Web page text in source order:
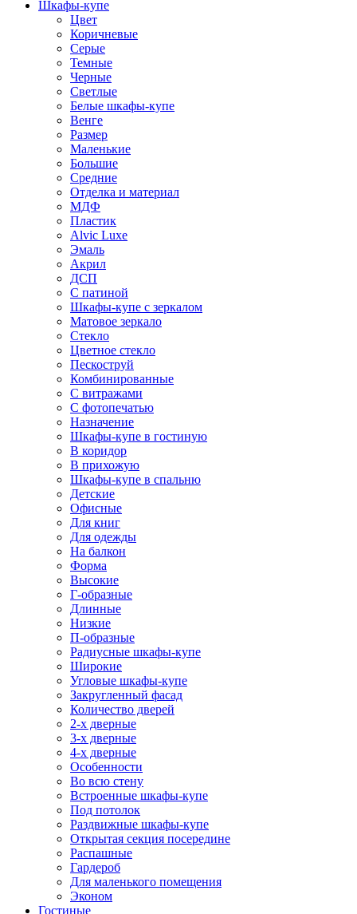
Шкафы-купе
Цвет
Коричневые
Серые
Темные
Черные
Светлые
Белые шкафы-купе
Венге
Размер
Маленькие
Большие
Средние
Отделка и материал
МДФ
Пластик
Alvic Luxe
Эмаль
Акрил
ДСП
С патиной
Шкафы-купе с зеркалом
Матовое зеркало
Стекло
Цветное стекло
Пескоструй
Комбинированные
С витражами
С фотопечатью
Назначение
Шкафы-купе в гостиную
В коридор
В прихожую
Шкафы-купе в спальню
Детские
Офисные
Для книг
Для одежды
На балкон
Форма
Высокие
Г-образные
Длинные
Низкие
П-образные
Радиусные шкафы-купе
Широкие
Угловые шкафы-купе
Закругленный фасад
Количество дверей
2-х дверные
3-х дверные
4-х дверные
Особенности
Во всю стену
Встроенные шкафы-купе
Под потолок
Раздвижные шкафы-купе
Открытая секция посередине
Распашные
Гардероб
Для маленького помещения
Эконом
Гостиные